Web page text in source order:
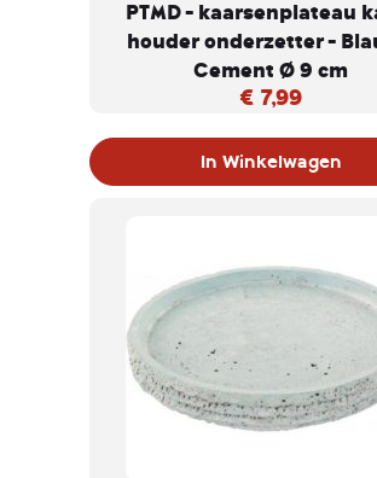
PTMD - kaarsenplateau
houder onderzetter -
Cement Ø 9 cm
€ 7,99
In Winkelwagen